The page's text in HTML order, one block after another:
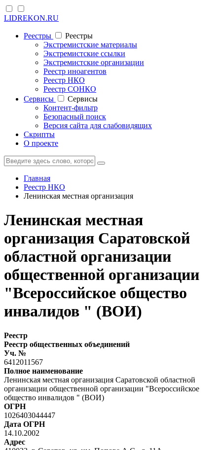
LIDREKON.RU
Реестры
Реестры
Экстремистские материалы
Экстремистские ссылки
Экстремистские организации
Реестр иноагентов
Реестр НКО
Реестр СОНКО
Cервисы
Cервисы
Контент-фильтр
Безопасный поиск
Версия сайта для слабовидящих
Скрипты
О проекте
Главная
Реестр НКО
Ленинская местная организация
Ленинская местная
организация Саратовской
областной организации
общественной организации
"Всероссийское общество
инвалидов " (ВОИ)
Реестр
Реестр общественных объединений
Уч. №
6412011567
Полное наименование
Ленинская местная организация Саратовской областной
организации общественной организации "Всероссийское
общество инвалидов " (ВОИ)
ОГРН
1026403044447
Дата ОГРН
14.10.2002
Адрес